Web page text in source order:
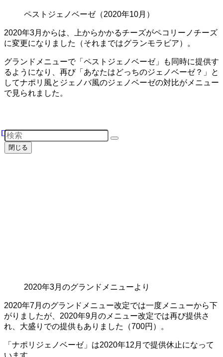
ペストジェノベーゼ（2020年10月）
2020年3月からは、上からかかるチーズがペコリーノチーズ
に変更になりました（それまではグランモラビア）。
グランドメニューで「ペストジェノベーゼ」も同時に提供す
るようになり、再び「あなたはどっちのジェノベーゼ？」と
してナポリ風とジェノバ風のジェノベーゼの対比がメニュー
で見られました。
2020年3月のグランドメニューより
2020年7月のグランドメニュー改定では一度メニューから下
がりましたが、2020年9月のメニュー改定では再び提供さ
れ、大盛りでの提供もありました（700円）。
「ナポリジェノベーゼ」は2020年12月で提供休止になって
閉じる